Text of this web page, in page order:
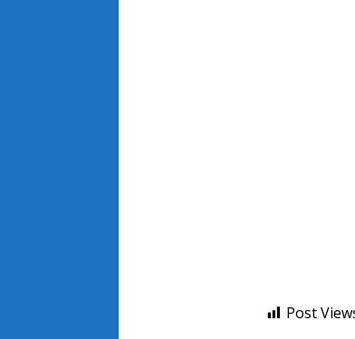
Post